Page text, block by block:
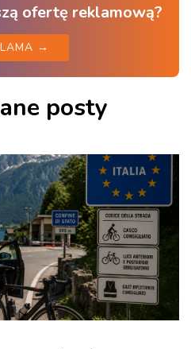
ofertę reklamową?
→
posty